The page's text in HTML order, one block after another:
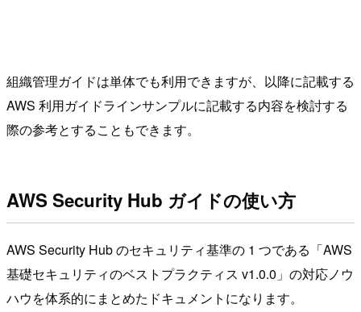
組織管理ガイドは単体でも利用できますが、以降に記載する
AWS 利用ガイドラインサンプルに記載する内容を検討する
際の参考とすることもできます。
AWS Security Hub ガイドの使い方
AWS Security Hub のセキュリティ基準の 1 つである「AWS
基礎セキュリティのベストプラクティス v1.0.0」の対応ノウ
ハウを体系的にまとめたドキュメントになります。